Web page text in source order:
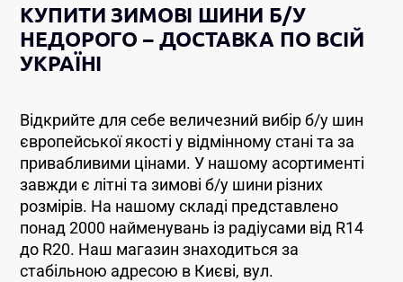
КУПИТИ ЗИМОВІ ШИНИ Б/У
НЕДОРОГО – ДОСТАВКА ПО ВСІЙ
УКРАЇНІ
Відкрийте для себе величезний вибір б/у шин
європейської якості у відмінному стані та за
привабливими цінами. У нашому асортименті
завжди є літні та зимові б/у шини різних
розмірів. На нашому складі представлено
понад 2000 найменувань із радіусами від R14
до R20. Наш магазин знаходиться за
стабільною адресою в Києві, вул.